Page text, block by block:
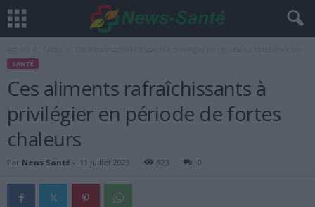
SANTÉ
Ces aliments rafraîchissants à
privilégier en période de fortes
chaleurs
Par News Santé - 11 juillet 2023 823 0